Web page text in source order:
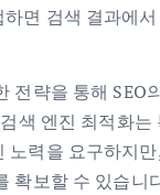
면 검색 결과에
전략을 통해 SEO
색 엔진 최적화는
노력을 요구하지
확보할 수 있습니